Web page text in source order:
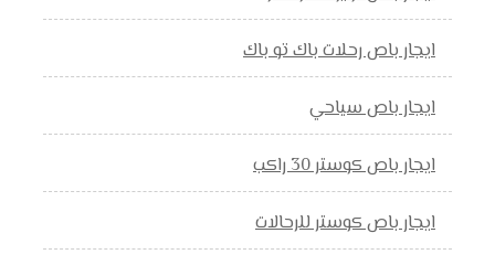
ايجار باص رحلات باك تو باك
ايجار باص سياحي
ايجار باص كوستر 30 راكب
ايجار باص كوستر للرحالات